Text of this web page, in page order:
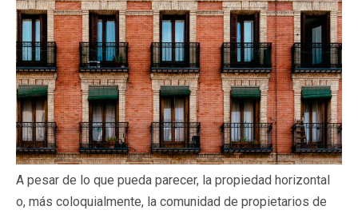
A pesar de lo que pueda parecer, la propiedad horizontal
o, más coloquialmente, la comunidad de propietarios de